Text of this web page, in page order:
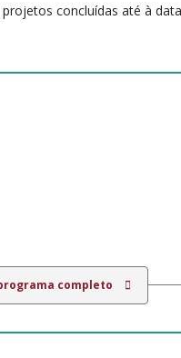
concluídas até à
completo